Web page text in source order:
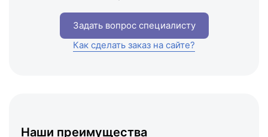
Наши преимущества
Задать вопрос специалисту
Как сделать заказ на сайте?